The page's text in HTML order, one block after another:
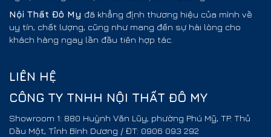
Nội Thất Đô My đã khẳng định thương hiệu của mình về
uy tín, chất lượng, cũng như mang đến sự hài lòng cho
khách hàng ngay lần đầu tiên hợp tác.
LIÊN HỆ
CÔNG TY TNHH NỘI THẤT ĐÔ MY
Showroom 1: 880 Huỳnh Văn Lũy, phường Phú Mỹ, TP. Thủ
Dầu Một, Tỉnh Bình Dương / ĐT: 0906 093 292